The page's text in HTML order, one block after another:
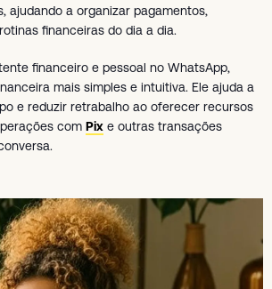
ajudando a organizar pagamentos,
financeiras do dia a dia.
financeiro e pessoal no WhatsApp,
mais simples e intuitiva. Ele ajuda a
e reduzir retrabalho ao oferecer recursos
com Pix e outras transações